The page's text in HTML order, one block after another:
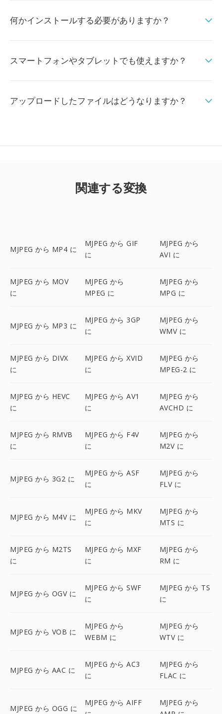
何かインストールする必要がありますか？
スマートフォンやタブレットでも使えますか？
アップロードしたファイルはどうなりますか？
関連する変換
MJPEG から MP4 に
MJPEG から GIF
に
MJPEG から
AVI に
MJPEG から MOV
に
MJPEG から
MPEG に
MJPEG から
MPG に
MJPEG から MP3 に
MJPEG から 3GP
に
MJPEG から
WMV に
MJPEG から DIVX
に
MJPEG から XVID
に
MJPEG から
MPEG-2 に
MJPEG から HEVC
に
MJPEG から AV1
に
MJPEG から
AVCHD に
MJPEG から RMVB
に
MJPEG から F4V
に
MJPEG から
M2V に
MJPEG から 3G2 に
MJPEG から ASF
に
MJPEG から
FLV に
MJPEG から M4V に
MJPEG から MKV
に
MJPEG から
MTS に
MJPEG から M2TS
に
MJPEG から MXF
に
MJPEG から
RM に
MJPEG から OGV に
MJPEG から SWF
に
MJPEG から TS
に
MJPEG から VOB に
MJPEG から
WEBM に
MJPEG から
WTV に
MJPEG から AAC に
MJPEG から AC3
に
MJPEG から
FLAC に
MJPEG から OGG に
MJPEG から AIFF
MJPEG から